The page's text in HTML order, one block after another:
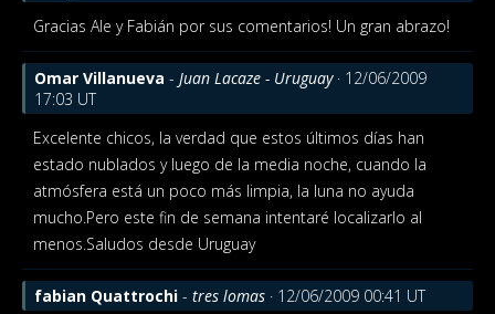
Gracias Ale y Fabián por sus comentarios! Un gran abrazo!
Omar Villanueva - Juan Lacaze - Uruguay· 12/06/2009
17:03 UT
Excelente chicos, la verdad que estos últimos días han
estado nublados y luego de la media noche, cuando la
atmósfera está un poco más limpia, la luna no ayuda
mucho.Pero este fin de semana intentaré localizarlo al
menos.Saludos desde Uruguay
fabian Quattrochi - tres lomas · 12/06/2009 00:41 UT